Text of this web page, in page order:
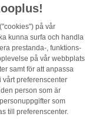
på vår
kunna surfa och handla
prestanda-, funktions-
på vår webbplats
samt för att anpassa
vårt preferenscenter
person som är
som
till preferenscenter.